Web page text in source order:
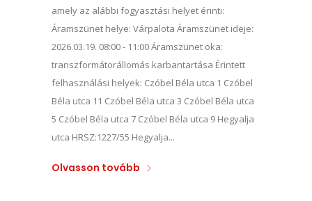
amely az alábbi fogyasztási helyet érinti:
Áramszünet helye: Várpalota Áramszünet ideje:
2026.03.19. 08:00 - 11:00 Áramszünet oka:
transzformátorállomás karbantartása Érintett
felhasználási helyek: Czóbel Béla utca 1 Czóbel
Béla utca 11 Czóbel Béla utca 3 Czóbel Béla utca
5 Czóbel Béla utca 7 Czóbel Béla utca 9 Hegyalja
utca HRSZ:1227/55 Hegyalja...
Olvasson tovább